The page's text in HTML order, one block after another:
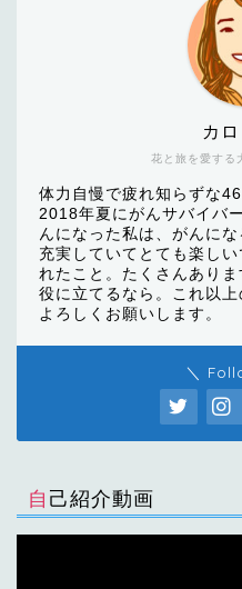
花と旅を愛する
カ
体力自慢で疲れ知らずな
2018年夏にがんサバイバ
んになった私は、がんに
充実していてとても楽し
れたこと。たくさんあり
役に立てるなら。これ以
よろしくお願いします。
＼
自己紹介動画